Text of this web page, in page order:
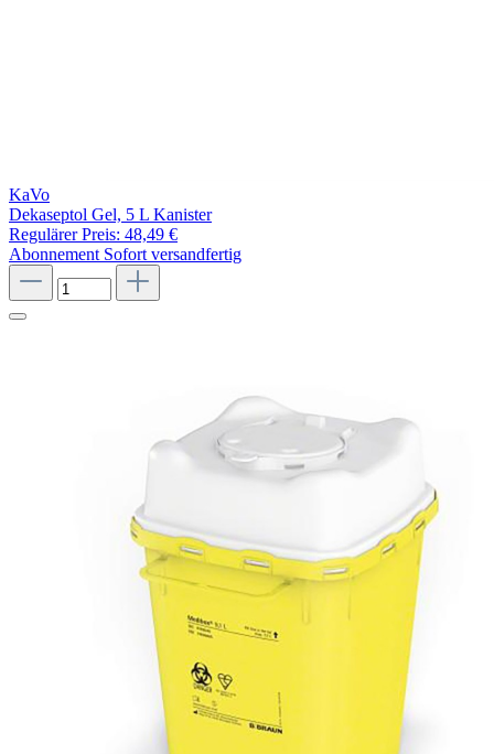
KaVo
Dekaseptol Gel, 5 L Kanister
Regulärer Preis: 48,49 €
Abonnement Sofort versandfertig